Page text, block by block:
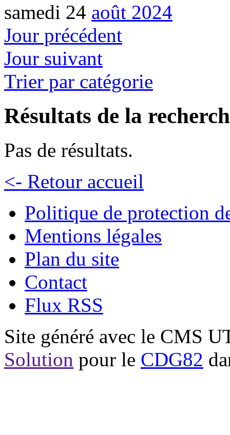
samedi 24 août 2024
Jour précédent
Jour suivant
Trier par catégorie
Résultats de la
Pas de résultats.
<- Retour accueil
Politique de protection
Mentions légales
Plan du site
Contact
Flux RSS
Site généré avec le CMS
Solution pour le CDG82